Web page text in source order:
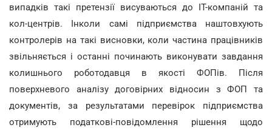
випадків такі претензії висуваються до ІТ-компаній та
кол-центрів. Інколи самі підприємства наштовхують
контролерів на такі висновки, коли частина працівників
звільняється і останні починають виконувати завдання
колишнього роботодавця в якості ФОПів. Після
поверхневого аналізу договірних відносин з ФОП та
документів, за результатами перевірок підприємства
отримують податкові-повідомлення рішення щодо